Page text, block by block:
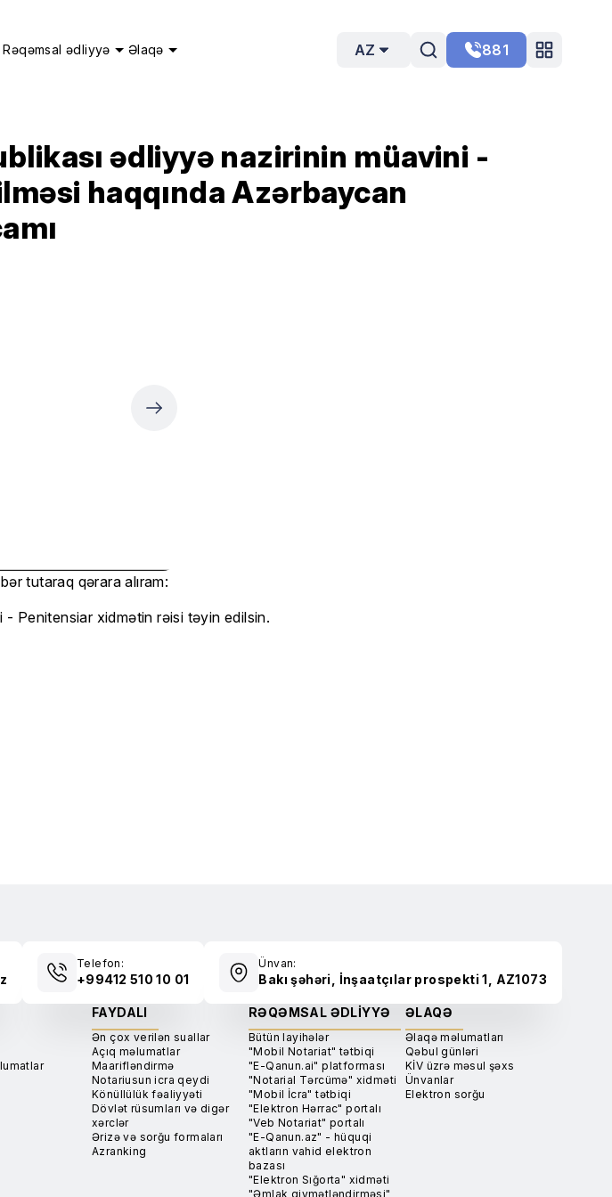
Rəqəmsal ədliyyə Əlaqə AZ 881
ədliyyə nazirinin müavini -
haqqında Azərbaycan
tutaraq qərara alıram:
Penitensiar xidmətin rəisi təyin edilsin.
Telefon:
+99412 510 10 01
Ünvan:
Bakı şəhəri, İnşaatçılar prospekti 1, AZ1073
FAYDALI
Ən çox verilən suallar
Açıq məlumatlar
Maarifləndirmə
Notariusun icra qeydi
Könüllülük fəaliyyəti
Dövlət rüsumları və digər
xərclər
Ərizə və sorğu formaları
Azranking
RƏQƏMSAL ƏDLIYYƏ
Bütün layihələr
"Mobil Notariat" tətbiqi
"E-Qanun.ai" platforması
"Notarial Tərcümə" xidməti
"Mobil İcra" tətbiqi
"Elektron Hərrac" portalı
"Veb Notariat" portalı
"E-Qanun.az" - hüquqi
aktların vahid elektron
bazası
"Elektron Sığorta" xidməti
"Əmlak qiymətləndirməsi"
ƏLAQƏ
Əlaqə məlumatları
Qəbul günləri
KİV üzrə məsul şəxs
Ünvanlar
Elektron sorğu